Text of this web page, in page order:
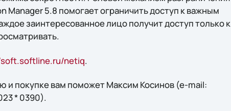
Manager 5.8 помогает ограничить доступ к важным
заинтересованное лицо получит доступ только к
netiq.
и покупке вам поможет Максим Косинов (e-mail:
* 0390).